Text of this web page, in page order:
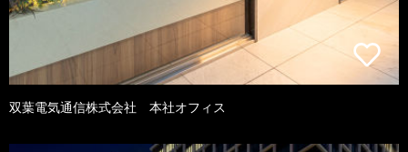
双葉電気通信株式会社 本社オフィス